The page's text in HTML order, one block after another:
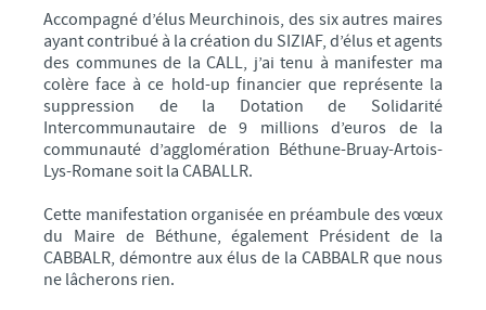
Accompagné d’élus Meurchinois, des six autres maires
ayant contribué à la création du SIZIAF, d’élus et agents
des communes de la CALL, j’ai tenu à manifester ma
colère face à ce hold-up financier que représente la
suppression de la Dotation de Solidarité
Intercommunautaire de 9 millions d’euros de la
communauté d’agglomération Béthune-Bruay-Artois-
Lys-Romane soit la CABALLR.
Cette manifestation organisée en préambule des vœux
du Maire de Béthune, également Président de la
CABBALR, démontre aux élus de la CABBALR que nous
ne lâcherons rien.